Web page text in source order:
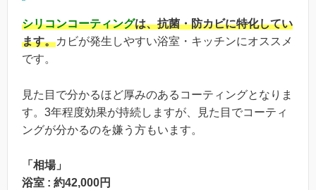
シリコンコーティングは、抗菌・防カビに特化してい
ます。カビが発生しやすい浴室・キッチンにオススメ
です。
見た目で分かるほど厚みのあるコーティングとなりま
す。3年程度効果が持続しますが、見た目でコーティ
ングが分かるのを嫌う方もいます。
「相場」
浴室 : 約42,000円